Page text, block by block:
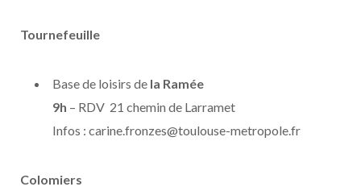
Tournefeuille
Base de loisirs de la Ramée
9h – RDV 21 chemin de Larramet
Infos : carine.fronzes@toulouse-metropole.fr
Colomiers